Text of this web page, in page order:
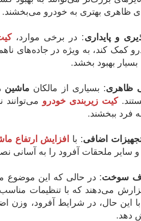
ظاهری بهتری به خودرو می‌بخشند.
و پایداری: در برخی موارد،
کمک کند، به ویژه در جاده‌های
بسیار بهبود بخشد.
ظاهری: بسیاری از مالکان ماشین
کیت زیربندی خودرو
فرد ببخشند.
اضافی: با افزایش ارتفاع
سایر ملحقات آفرود را به آسانی
سوخت: در حالی که این موضوع
گزارش می‌دهند که با تنظیمات
این حال، در شرایط آفرود، وزن
دهد.